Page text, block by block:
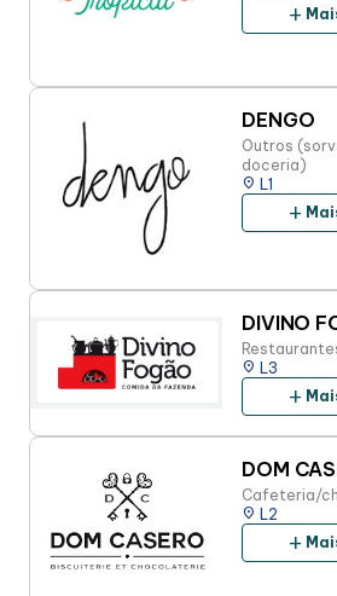
add
DENGO
Outros
doceria)
place L1
add
DIVINO
place L3
add
DOM
Cafeteria/
place L2
add